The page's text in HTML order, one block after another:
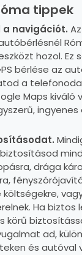
tippek
a navigációt.
hozol. Ez
bérlése az
a
Maps kiváló
drága
Ha biztos
körű
ad,
és autóval